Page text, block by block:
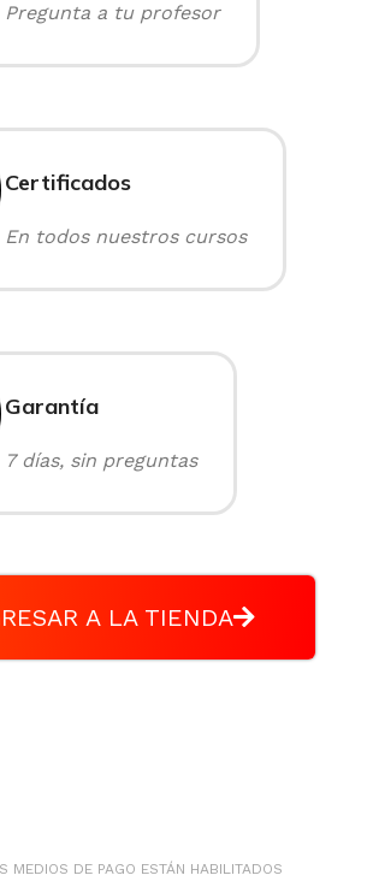
Pregunta a tu profesor
Certificados
En todos nuestros cursos
Garantía
7 días, sin preguntas
A LA TIENDA
MEDIOS DE PAGO ESTÁN HABILITADOS